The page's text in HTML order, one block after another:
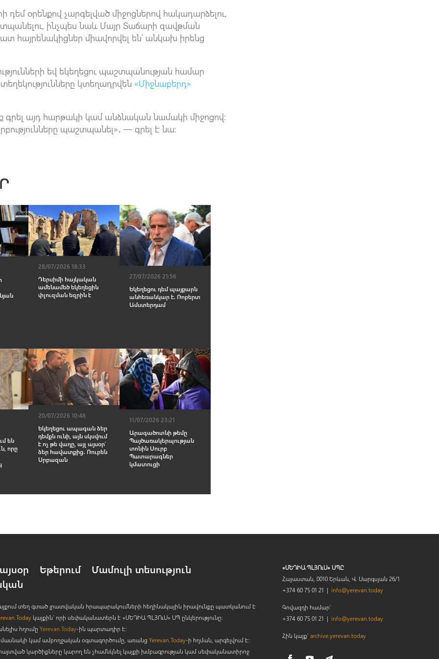
դեմ օրենքով չարգելված միջոցներով հակադարձելու,
ինչպես նաև Մայր Տաճարի զավթման
հայրենակիցներ միավորվել են՝ անկախ իրենց
եվ եկեղեցու պաշտպանության համար
կտեղադրվեն «Միջնաբերդ»
գրել այդ հարթակի կամ անձնական նամակի միջոցով:
պաշտպանել»․ — գրել է նա:
28/07/2026 18:33
Դերսիմի հայկական
ամենամեծ եկեղեցին
փլուզման եզրին է
27/07/2026 21:56
Եկեղեցու դեմ պայքարն
անհեռանկար է. Ռոբերտ
Ամստերդամ
են
որը
20/07/2026 10:48
Եկեղեցու ապագան ձեր
դեմքն ունի, այն սկսվում
է ոչ թե վաղը, այլ այսօր՝
ձեր հավատքից․ Ռուբեն
Սրբազան
11/07/2026 23:21
Արագածոտնի թեմը
Պայծառակերպության
տոնին Սուրբ
Պատարագներ
կմատուցի
Եթերում
Մամուլի տեսություն
տեղ գտած լրատվական հրապարակումների հեղինակային իրավունքը պատկանում է
կայքին` որի սեփականատերն է «ՄԵԴԻԱ ՊԼՅՈւՍ» ՍՊ ընկերությունը։
հղումըYerevan.Today-ին պարտադիր է:
մասնակի կամ ամբողջական օգտագործումը, առանցYerevan.Today-ի հղման, արգելվում է:
կարծիքները կարող են չհամնկնել կայքի խմբագրության կամ սեփականատիրոջ
«ՄԵԴԻԱ ՊԼՅՈւՍ» ՍՊԸ
Հայաստան, 0010 Երևան, Վ. Սարգսյան 26/1
+374 60 75 01 21 | info@yerevan.today
Գովազդի համար`
+374 60 75 01 21 | info@yerevan.today
Հին կայք`archive.yerevan.today